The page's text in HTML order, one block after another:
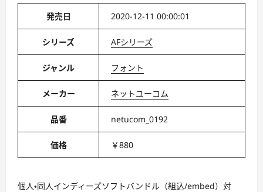
発売日 2020-12-11 00:00:01
シリーズ AFシリーズ
ジャンル フォント
メーカー ネットユーコム
品番 netucom_0192
価格 ￥880
個人・同人インディーズソフトバンドル（組込/embed）対